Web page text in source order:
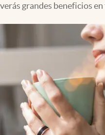
Espiritualidad
abre en nueva pestaña
México
verás grandes beneficios